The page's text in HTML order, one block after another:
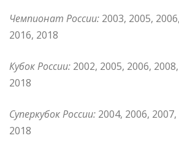
Чемпионат России: 2003, 2005,
2016, 2018
Кубок России: 2002, 2005, 2006,
2018
Суперкубок России: 2004, 2006,
2018